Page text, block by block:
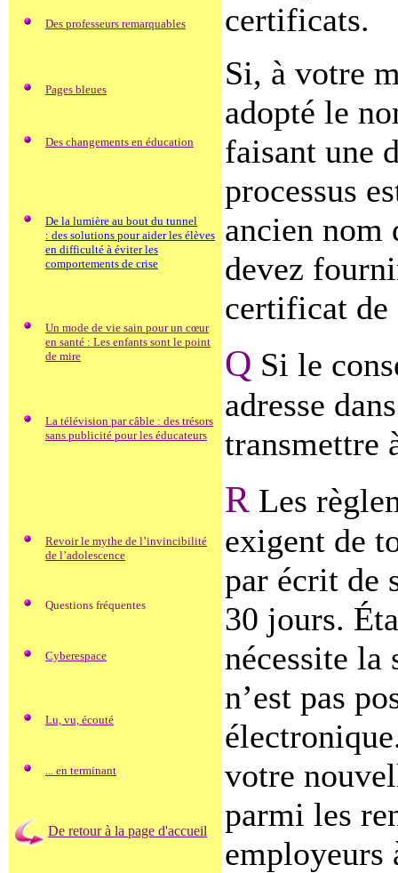
Des professeurs remarquables
Pages bleues
Des changements en éducation
De la lumière au bout du tunnel
: des solutions pour aider les élèves
en difficulté à éviter les
comportements de crise
Un mode de vie sain pour un cœur
en santé : Les enfants sont le point
de mire
La télévision par câble : des trésors
sans publicité pour les éducateurs
Revoir le mythe de l’invincibilité
de l’adolescence
Questions fréquentes
Cyberespace
Lu, vu, écouté
... en terminant
De retour à la page d'accueil
certificats.
Si, à votre
adopté le
faisant une
processus
ancien nom
devez
certificat de
Q Si le
adresse
transmettre
R Les
exigent de
par écrit de
30 jours.
nécessite
n’est pas
votre
parmi les
employeurs